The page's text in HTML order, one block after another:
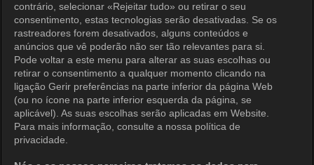
contrário, selecionar «Rejeitar tudo» ou retirar o seu
consentimento, estas tecnologias serão desativadas. Se os
rastreadores forem desativados, alguns conteúdos e
anúncios que vê poderão não ser tão relevantes para si.
Pode voltar a este menu para alterar as suas escolhas ou
retirar o consentimento a qualquer momento clicando na
ligação Gerir preferências na parte inferior da página Web
(ou no ícone na parte inferior esquerda da página, se
aplicável). As suas escolhas serão aplicadas em Website.
Para mais informação, consulte a nossa política de
privacidade.